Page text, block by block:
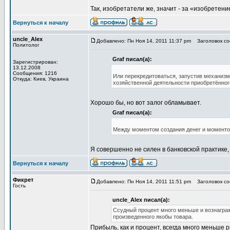
Так, изобретатели же, значит - за
Вернуться к началу
uncle_Alex
Политолог
Зарегистрирован:
13.12.2008
Сообщения: 1216
Откуда: Киев, Украина
Добавлено: Пн Ноя 14, 2011 11:37 pm Заголовок
Graf писал(а):
Или перекредитоваться, запустив
хозяйственной деятельности
Хорошо бы, но вот залог обламывает.
Graf писал(а):
Между моментом создания денег и
Я совершенно не силен в банковской
Вернуться к началу
Фикрет
Гость
Добавлено: Пн Ноя 14, 2011 11:51 pm Заголовок
uncle_Alex писал(а):
Ссудный процент много меньше и
произведенного якобы товара.
Прибыль, как и процент, всегда много